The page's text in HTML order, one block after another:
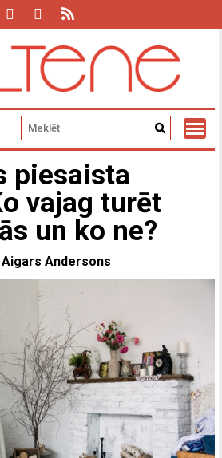
piesaista
vajag turēt
un ko ne?
Aigars Andersons